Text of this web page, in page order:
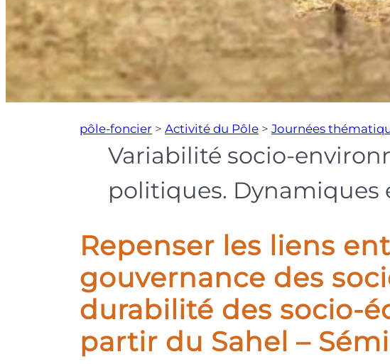
pôle-foncier > Activité du Pôle > Journées
Variabilité socio-
politiques. Dynamiques
Repenser les liens
gouvernance des
durabilité des socio-
partir du Sahel –